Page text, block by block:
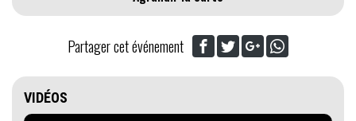
Partager cet événement
VIDÉOS